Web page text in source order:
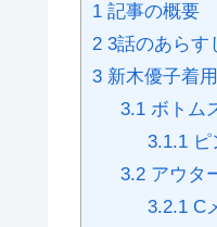
1 記事の概要
2 3話のあらす
3 新木優子着
3.1ボトム
3.1.1
3.2アウタ
3.2.1 C